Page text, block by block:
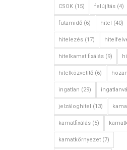
CSOK (15) felújítás (4)
futamidő (6) hitel (40)
hitelezés (17)
hitelkamat fixálás (9)
hitelközvetítő (6)
ingatlan (29)
jelzáloghitel (13)
kamatfixálás (5)
kamatkörnyezet (7)